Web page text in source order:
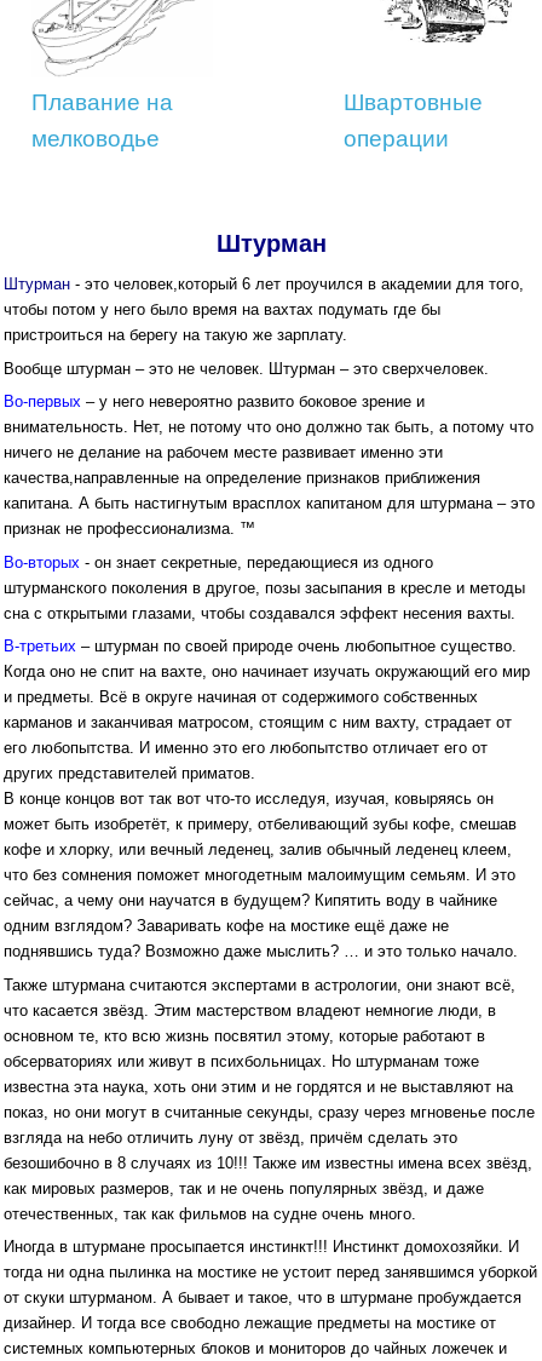
Плавание на
мелководье
Швартовные
операции
Штурман
Штурман - это человек,который 6 лет проучился в академии для того,
чтобы потом у него было время на вахтах подумать где бы
пристроиться на берегу на такую же зарплату.
Вообще штурман – это не человек. Штурман – это сверхчеловек.
Во-первых – у него невероятно развито боковое зрение и
внимательность. Нет, не потому что оно должно так быть, а потому что
ничего не делание на рабочем месте развивает именно эти
качества,направленные на определение признаков приближения
капитана. А быть настигнутым врасплох капитаном для штурмана – это
признак не профессионализма. ™
Во-вторых - он знает секретные, передающиеся из одного
штурманского поколения в другое, позы засыпания в кресле и методы
сна с открытыми глазами, чтобы создавался эффект несения вахты.
В-третьих – штурман по своей природе очень любопытное существо.
Когда оно не спит на вахте, оно начинает изучать окружающий его мир
и предметы. Всё в округе начиная от содержимого собственных
карманов и заканчивая матросом, стоящим с ним вахту, страдает от
его любопытства. И именно это его любопытство отличает его от
других представителей приматов.
В конце концов вот так вот что-то исследуя, изучая, ковыряясь он
может быть изобретёт, к примеру, отбеливающий зубы кофе, смешав
кофе и хлорку, или вечный леденец, залив обычный леденец клеем,
что без сомнения поможет многодетным малоимущим семьям. И это
сейчас, а чему они научатся в будущем? Кипятить воду в чайнике
одним взглядом? Заваривать кофе на мостике ещё даже не
поднявшись туда? Возможно даже мыслить? … и это только начало.
Также штурмана считаются экспертами в астрологии, они знают всё,
что касается звёзд. Этим мастерством владеют немногие люди, в
основном те, кто всю жизнь посвятил этому, которые работают в
обсерваториях или живут в психбольницах. Но штурманам тоже
известна эта наука, хоть они этим и не гордятся и не выставляют на
показ, но они могут в считанные секунды, сразу через мгновенье после
взгляда на небо отличить луну от звёзд, причём сделать это
безошибочно в 8 случаях из 10!!! Также им известны имена всех звёзд,
как мировых размеров, так и не очень популярных звёзд, и даже
отечественных, так как фильмов на судне очень много.
Иногда в штурмане просыпается инстинкт!!! Инстинкт домохозяйки. И
тогда ни одна пылинка на мостике не устоит перед занявшимся уборкой
от скуки штурманом. А бывает и такое, что в штурмане пробуждается
дизайнер. И тогда все свободно лежащие предметы на мостике от
системных компьютерных блоков и мониторов до чайных ложечек и